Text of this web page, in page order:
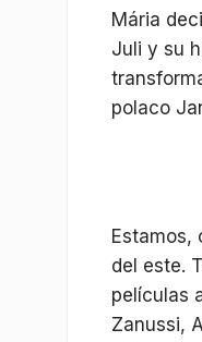
Mária
Juli y su
polaco
Estamos,
del este.
películas
Zanussi,